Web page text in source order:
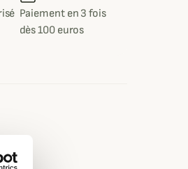
Paiement en 3 fois
dès 100 euros